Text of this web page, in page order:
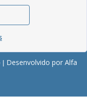
| Desenvolvido por Alfa